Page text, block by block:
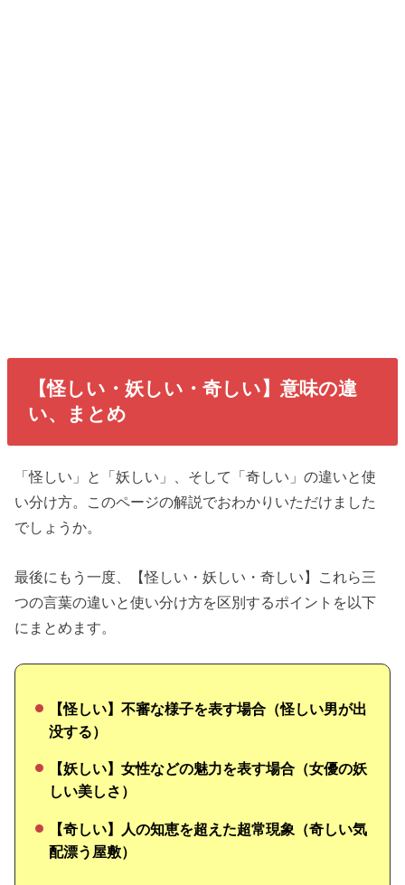
【怪しい・妖しい・奇しい】意味の違
い、まとめ
「怪しい」と「妖しい」、そして「奇しい」の違いと使
い分け方。このページの解説でおわかりいただけました
でしょうか。
最後にもう一度、【怪しい・妖しい・奇しい】これら三
つの言葉の違いと使い分け方を区別するポイントを以下
にまとめます。
【怪しい】不審な様子を表す場合（怪しい男が出
没する）
【妖しい】女性などの魅力を表す場合（女優の妖
しい美しさ）
【奇しい】人の知恵を超えた超常現象（奇しい気
配漂う屋敷）